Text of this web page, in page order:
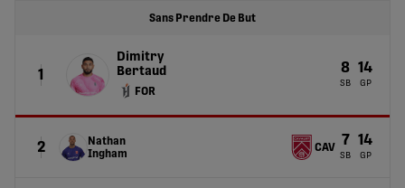
Sans Prendre De But
1
Dimitry
Bertaud
FOR
8
SB
14
GP
2
Nathan
Ingham
CAV 7
SB
14
GP